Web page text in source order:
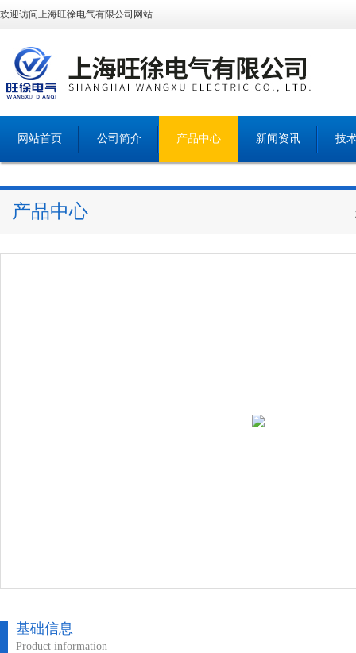
欢迎访问上海旺徐电气有限公司网站
网站首页 公司简介 产品中心 新闻资讯 技
产品中心
基础信息
Product information